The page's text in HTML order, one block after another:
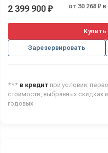
2 399 900 ₽ от 30 268 ₽
Купить
Зарезервировать
*** в кредит при условии:
стоимости, выбранных скидках
годовых